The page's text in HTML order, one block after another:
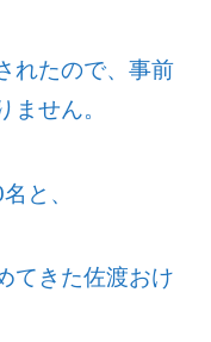
れたので、事前
せん。
名と、
てきた佐渡おけ